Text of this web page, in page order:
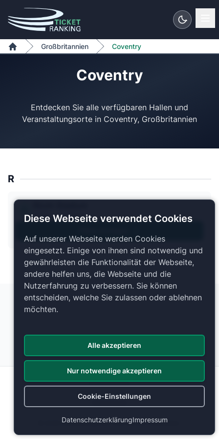
Zum Inhalt springen
Home
Großbritannien Coventry
Coventry
Entdecken Sie alle verfügbaren Hallen und
R
2 Pläne verfügbar
Datenschutz
Cookie-Einstellungen
© 2026 ticketranking.com | Alle Rechte vorbehalten.
Diese Webseite verwendet Cookies
Auf unserer Webseite werden Cookies
eingesetzt. Einige von ihnen sind notwendig und
gewährleisten die Funktionalität der Webseite,
andere helfen uns, die Webseite und die
Nutzerfahrung zu verbessern. Sie können
entscheiden, welche Sie zulassen oder ablehnen
möchten.
Alle akzeptieren
Nur notwendige akzeptieren
Cookie-Einstellungen
DatenschutzerklärungImpressum